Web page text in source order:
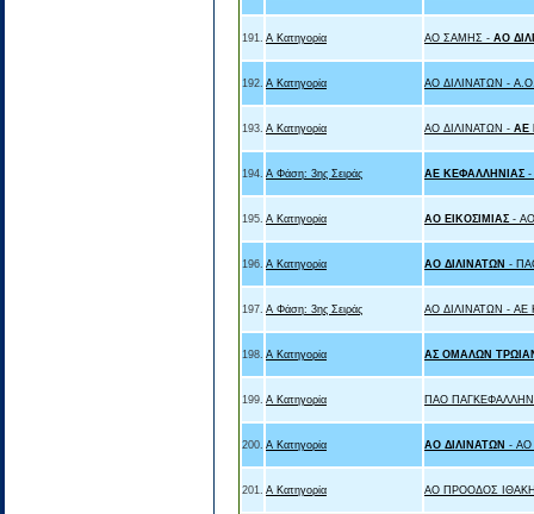
191. Α Κατηγορία ΑΟ ΣΑΜΗΣ - ΑΟ
192. Α Κατηγορία ΑΟ ΔΙΛΙΝΑΤΩΝ -
193. Α Κατηγορία ΑΟ ΔΙΛΙΝΑΤΩΝ - ΑΕ
194. Α Φάση: 3ης Σειράς ΑΕ ΚΕΦΑΛΛΗΝΙΑΣ -
195. Α Κατηγορία ΑΟ ΕΙΚΟΣΙΜΙΑΣ -
196. Α Κατηγορία ΑΟ ΔΙΛΙΝΑΤΩΝ -
197. Α Φάση: 3ης Σειράς ΑΟ ΔΙΛΙΝΑΤΩΝ - ΑΕ
198. Α Κατηγορία ΑΣ ΟΜΑΛΩΝ
199. Α Κατηγορία ΠΑΟ
200. Α Κατηγορία ΑΟ ΔΙΛΙΝΑΤΩΝ - ΑΟ
201. Α Κατηγορία ΑΟ ΠΡΟΟΔΟΣ